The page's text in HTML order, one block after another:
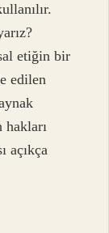
etiğin bir
edilen
açıkça